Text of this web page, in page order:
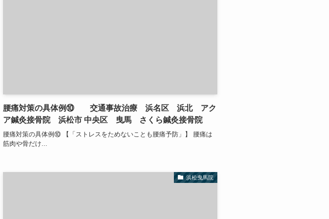
腰痛対策の具体例⑩ 交通事故治療 浜名区 浜北 アク
ア鍼灸接骨院 浜松市 中央区 曳馬 さくら鍼灸接骨院
腰痛対策の具体例⑩ 【「ストレスをためないことも腰痛予防」】 腰痛は
筋肉や骨だけ...
浜松曳馬院